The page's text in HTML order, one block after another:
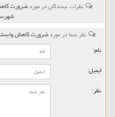
نظرات بینندگان در موردضرورت
نظر شما در موردضرورت كاهش
نام:
ایمیل:
نظر: